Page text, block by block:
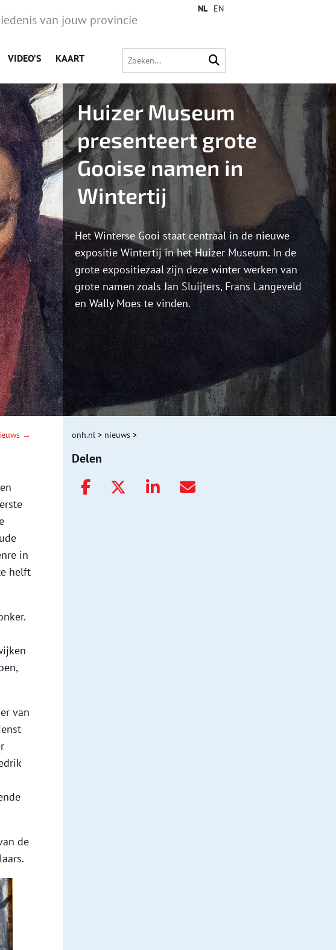
van jouw provincie
VIDEO’S KAART
NL EN
Huizer Museum
presenteert grote
Gooise namen in
Wintertij
Het Winterse Gooi staat centraal in de nieuwe
expositie Wintertij in het Huizer Museum. In de
grote expositiezaal zijn deze winter werken van
grote namen zoals Jan Sluijters, Frans Langeveld
en Wally Moes te vinden.
→
in
helft
van
de
onh.nl > nieuws >
Delen